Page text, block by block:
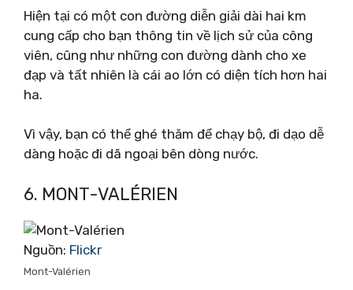
Hiện tại có một con đường diễn giải dài hai km
cung cấp cho bạn thông tin về lịch sử của công
viên, cũng như những con đường dành cho xe
đạp và tất nhiên là cái ao lớn có diện tích hơn hai
ha.
Vì vậy, bạn có thể ghé thăm để chạy bộ, đi dạo dễ
dàng hoặc đi dã ngoại bên dòng nước.
6. MONT-VALÉRIEN
Nguồn: Flickr
Mont-Valérien